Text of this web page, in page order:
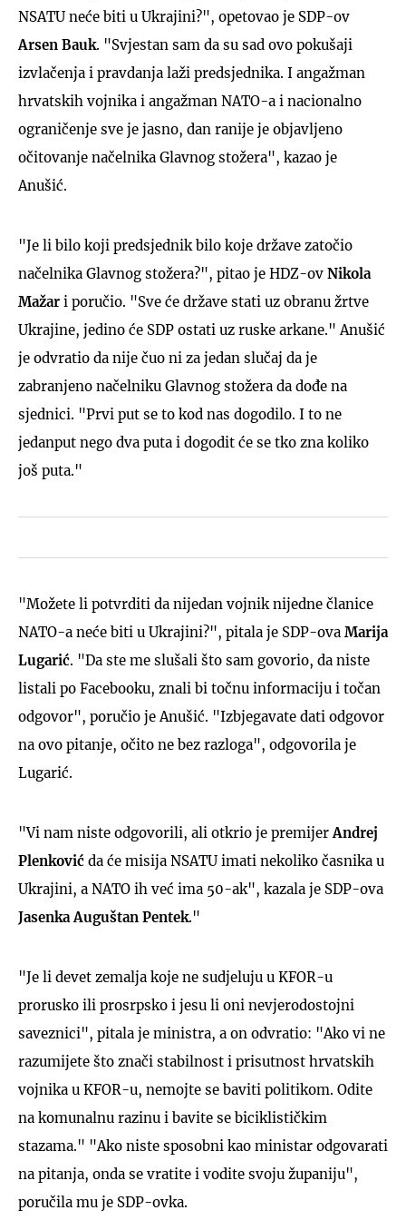
NSATU neće biti u Ukrajini?", opetovao je SDP-ov
Arsen Bauk. "Svjestan sam da su sad ovo pokušaji
izvlačenja i pravdanja laži predsjednika. I angažman
hrvatskih vojnika i angažman NATO-a i nacionalno
ograničenje sve je jasno, dan ranije je objavljeno
očitovanje načelnika Glavnog stožera", kazao je
Anušić.
"Je li bilo koji predsjednik bilo koje države zatočio
načelnika Glavnog stožera?", pitao je HDZ-ov Nikola
Mažar i poručio. "Sve će države stati uz obranu žrtve
Ukrajine, jedino će SDP ostati uz ruske arkane." Anušić
je odvratio da nije čuo ni za jedan slučaj da je
zabranjeno načelniku Glavnog stožera da dođe na
sjednici. "Prvi put se to kod nas dogodilo. I to ne
jedanput nego dva puta i dogodit će se tko zna koliko
još puta."
"Možete li potvrditi da nijedan vojnik nijedne članice
NATO-a neće biti u Ukrajini?", pitala je SDP-ova Marija
Lugarić. "Da ste me slušali što sam govorio, da niste
listali po Facebooku, znali bi točnu informaciju i točan
odgovor", poručio je Anušić. "Izbjegavate dati odgovor
na ovo pitanje, očito ne bez razloga", odgovorila je
Lugarić.
"Vi nam niste odgovorili, ali otkrio je premijerAndrej
Plenković da će misija NSATU imati nekoliko časnika u
Ukrajini, a NATO ih već ima 50-ak", kazala je SDP-ova
Jasenka Auguštan Pentek."
"Je li devet zemalja koje ne sudjeluju u KFOR-u
prorusko ili prosrpsko i jesu li oni nevjerodostojni
saveznici", pitala je ministra, a on odvratio: "Ako vi ne
razumijete što znači stabilnost i prisutnost hrvatskih
vojnika u KFOR-u, nemojte se baviti politikom. Odite
na komunalnu razinu i bavite se biciklističkim
stazama." "Ako niste sposobni kao ministar odgovarati
na pitanja, onda se vratite i vodite svoju županiju",
poručila mu je SDP-ovka.